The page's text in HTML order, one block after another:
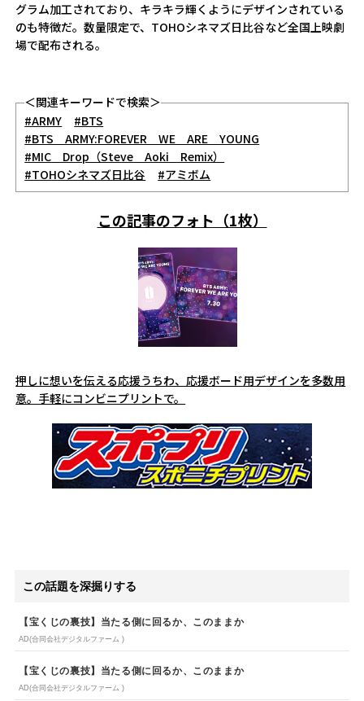
グラム加工されており、キラキラ輝くようにデザインされている
のも特徴だ。数量限定で、TOHOシネマズ日比谷など全国上映劇
場で配布される。
＜関連キーワードで検索＞
#ARMY
#BTS
#BTS ARMY:FOREVER WE ARE YOUNG
#MIC Drop（Steve Aoki Remix）
#TOHOシネマズ日比谷
#アミボム
この記事のフォト（1枚）
押しに想いを伝える応援うちわ、応援ボード用デザインを多数用
意。手軽にコンビニプリントで。
この話題を深掘りする
【宝くじの裏技】当たる側に回るか、このままか
AD(合同会社デジタルファーム )
【宝くじの裏技】当たる側に回るか、このままか
AD(合同会社デジタルファーム )